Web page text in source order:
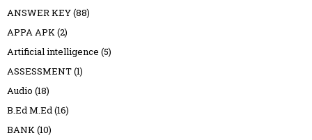
ANSWER KEY(88)
APPA APK(2)
Artificial intelligence (5)
ASSESSMENT(1)
Audio (18)
B.Ed M.Ed(16)
BANK(10)